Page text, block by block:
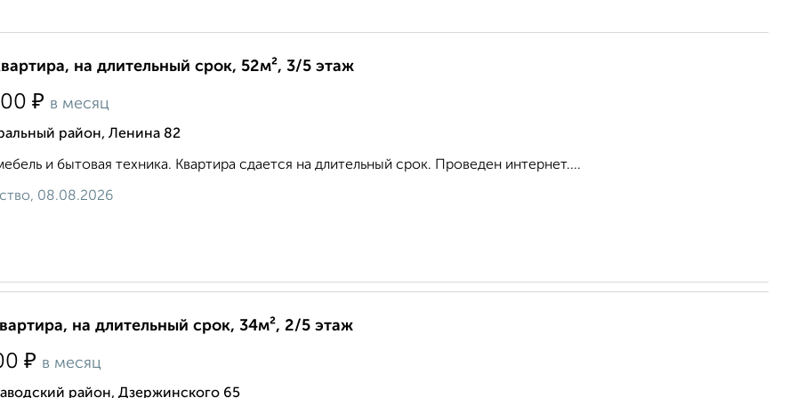
на длительный срок, 52м², 3/5 этаж
₽ в месяц
район, Ленина 82
и бытовая техника. Квартира сдается на длительный срок. Проведен интернет....
08.08.2026
на длительный срок, 34м², 2/5 этаж
₽ в месяц
район, Дзержинского 65